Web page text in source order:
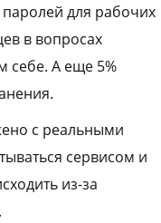
для рабочих
в вопросах
себе. А еще 5%
с реальными
сервисом и
из-за